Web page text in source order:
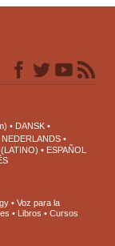
DANSK
NEDERLANDS
ESPAÑOL
Voz para la
Libros
Cursos